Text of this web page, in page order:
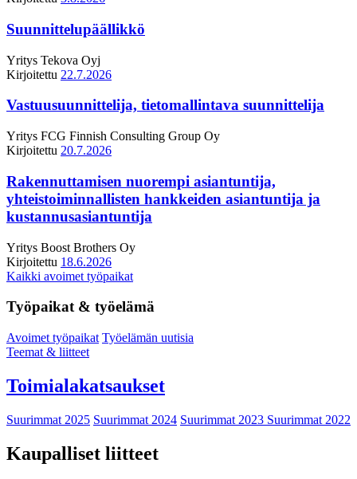
Suunnittelupäällikkö
Yritys Tekova Oyj
Kirjoitettu 22.7.2026
Vastuusuunnittelija, tietomallintava suunnittelija
Yritys FCG Finnish Consulting Group Oy
Kirjoitettu 20.7.2026
Rakennuttamisen nuorempi asiantuntija,
yhteistoiminnallisten hankkeiden asiantuntija ja
kustannusasiantuntija
Yritys Boost Brothers Oy
Kirjoitettu 18.6.2026
Kaikki avoimet työpaikat
Työpaikat & työelämä
Avoimet työpaikat Työelämän uutisia
Teemat & liitteet
Toimialakatsaukset
Suurimmat 2025 Suurimmat 2024 Suurimmat 2023 Suurimmat 2022
Kaupalliset liitteet